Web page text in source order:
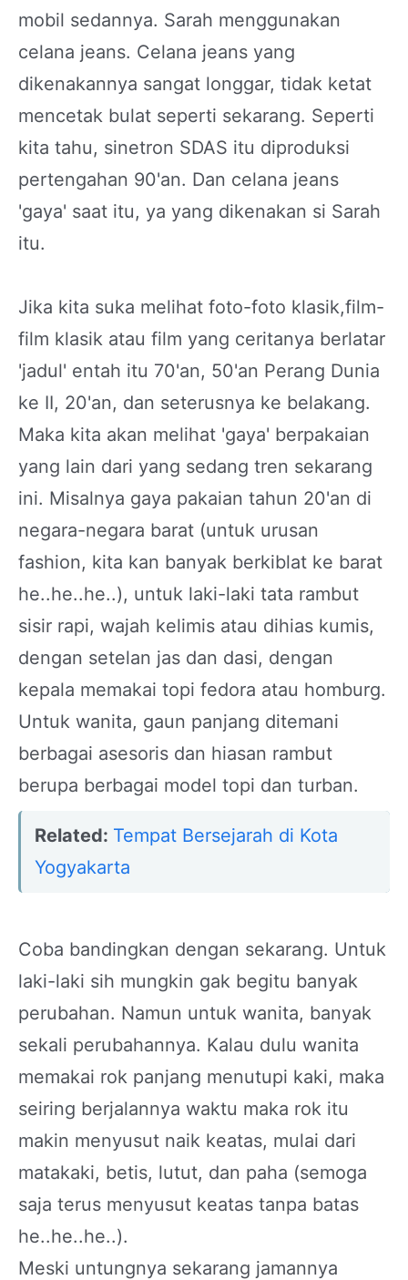
mobil sedannya. Sarah menggunakan
celana jeans. Celana jeans yang
dikenakannya sangat longgar, tidak ketat
mencetak bulat seperti sekarang. Seperti
kita tahu, sinetron SDAS itu diproduksi
pertengahan 90'an. Dan celana jeans
'gaya' saat itu, ya yang dikenakan si Sarah
itu.
Jika kita suka melihat foto-foto klasik,film-
film klasik atau film yang ceritanya berlatar
'jadul' entah itu 70'an, 50'an Perang Dunia
ke II, 20'an, dan seterusnya ke belakang.
Maka kita akan melihat 'gaya' berpakaian
yang lain dari yang sedang tren sekarang
ini. Misalnya gaya pakaian tahun 20'an di
negara-negara barat (untuk urusan
fashion, kita kan banyak berkiblat ke barat
he..he..he..), untuk laki-laki tata rambut
sisir rapi, wajah kelimis atau dihias kumis,
dengan setelan jas dan dasi, dengan
kepala memakai topi fedora atau homburg.
Untuk wanita, gaun panjang ditemani
berbagai asesoris dan hiasan rambut
berupa berbagai model topi dan turban.
Related: Tempat Bersejarah di Kota
Yogyakarta
Coba bandingkan dengan sekarang. Untuk
laki-laki sih mungkin gak begitu banyak
perubahan. Namun untuk wanita, banyak
sekali perubahannya. Kalau dulu wanita
memakai rok panjang menutupi kaki, maka
seiring berjalannya waktu maka rok itu
makin menyusut naik keatas, mulai dari
matakaki, betis, lutut, dan paha (semoga
saja terus menyusut keatas tanpa batas
he..he..he..).
Meski untungnya sekarang jamannya